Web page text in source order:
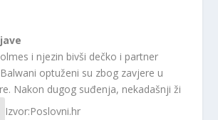
i njezin bivši dečko i partner
optuženi su zbog zavjere u
Nakon dugog suđenja, nekadašnji ži
Izvor:Poslovni.hr